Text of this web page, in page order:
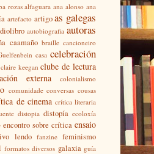
rozas alfaguara ana alonso ana
artefacto artigo as galegas
autobiografia autoras
caamaño braille cancioneiro
casa celebración
claire keegan clube de lectura
externa colonialismo
comunidade conversas cousas
de cinema crítica literaria
distopia distopía ecoloxía
encontro sobre crítica ensaio
lendo fanzine feminismo
formatos diversos galaxia guía